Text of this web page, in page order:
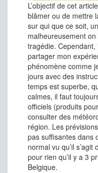
L’objectif de cet
blâmer ou de mettre
sur qui que ce soit,
malheureusement
tragédie.
partager mon
phénomène comme
jours avec des
temps est superbe,
calmes, il faut
officiels (produits
consulter des
région. Les
pas suffisantes dans
normal vu qu’il
pour rien qu’il y a 3
Belgique.